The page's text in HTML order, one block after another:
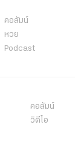
คอลัมน์
หวย
Podcast
คอลัมน์
วิดีโอ